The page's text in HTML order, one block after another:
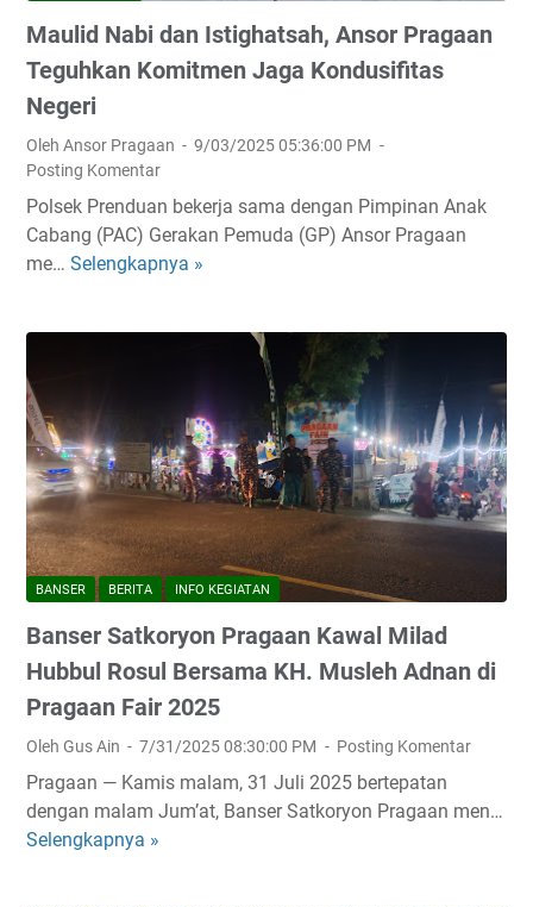
n
g
u
a
O
r
g
a
s
i
a
s
K
a
d
o
a
a
n
g
s
k
n
-
B
a
n
s
e
r
S
p
L
a
m
b
a
D
m
o
n
i
,
A
n
s
o
r
P
r
a
g
a
a
n
Maulid Nabi dan Istighatsah, Ansor Pragaan
Teguhkan Komitmen Jaga Kondusifitas
Negeri
Oleh Ansor Pragaan
9/03/2025 05:36:00 PM
Posting Komentar
Polsek Prenduan bekerja sama dengan Pimpinan Anak
Cabang (PAC) Gerakan Pemuda (GP) Ansor Pragaan
me… Selengkapnya »
d
N
a
b
i
d
a
n
I
s
t
i
g
h
a
BANSER BERITA INFO KEGIATAN
Banser Satkoryon Pragaan Kawal Milad
Hubbul Rosul Bersama KH. Musleh Adnan di
Pragaan Fair 2025
Oleh Gus Ain 7/31/2025 08:30:00 PM Posting Komentar
Pragaan — Kamis malam, 31 Juli 2025 bertepatan
dengan malam Jum’at, Banser Satkoryon Pragaan men…
Selengkapnya »